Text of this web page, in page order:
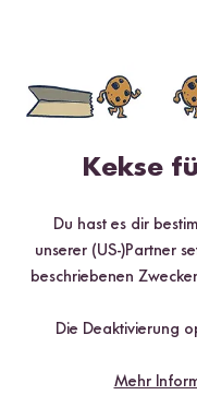
Gebratene Nudeln
Kekse
Du hast es dir
unserer (US-)Partner
beschriebenen
Die Deaktivierung
Mehr